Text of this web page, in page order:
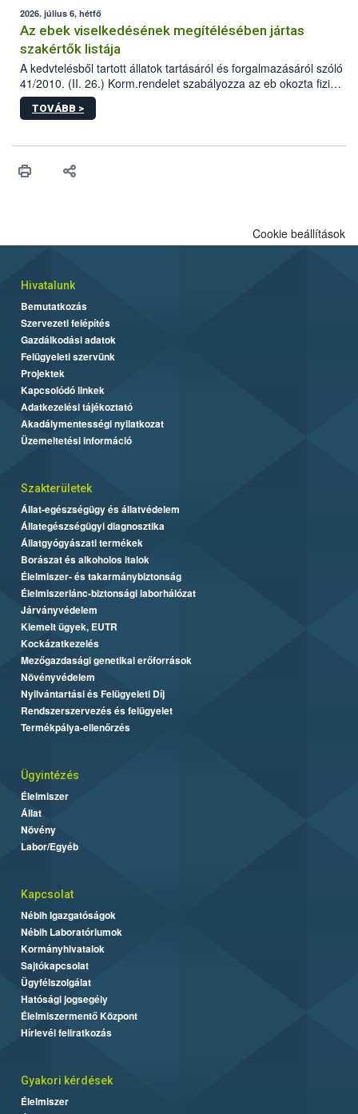
2026. július 6, hétfő
Az ebek viselkedésének megítélésében jártas
szakértők listája
A kedvtelésből tartott állatok tartásáról és forgalmazásáról szóló
41/2010. (II. 26.) Korm.rendelet szabályozza az eb okozta fizikai
sérülés, illetve ennek veszélye keletkezésekor felmerülő
hatósági feladatokat, valamint a veszélyes eb tartását és annak
vonni az ebek viselkedésének megítélésében jártas szakértőt.
TOVÁBB >
Cookie beállítások
Hivatalunk
Bemutatkozás
Szervezeti felépítés
Gazdálkodási adatok
Felügyeleti szervünk
Projektek
Kapcsolódó linkek
Adatkezelési tájékoztató
Akadálymentességi nyilatkozat
Üzemeltetési információ
Szakterületek
Állat-egészségügy és állatvédelem
Állategészségügyi diagnosztika
Állatgyógyászati termékek
Borászat és alkoholos italok
Élelmiszer- és takarmánybiztonság
Élelmiszerlánc-biztonsági laborhálózat
Járványvédelem
Kiemelt ügyek, EUTR
Kockázatkezelés
Mezőgazdasági genetikai erőforrások
Növényvédelem
Nyilvántartási és Felügyeleti Díj
Rendszerszervezés és felügyelet
Termékpálya-ellenőrzés
Ügyintézés
Élelmiszer
Állat
Növény
Labor/Egyéb
Kapcsolat
Nébih Igazgatóságok
Nébih Laboratóriumok
Kormányhivatalok
Sajtókapcsolat
Ügyfélszolgálat
Hatósági jogsegély
Élelmiszermentő Központ
Hírlevél feliratkozás
Gyakori kérdések
Élelmiszer